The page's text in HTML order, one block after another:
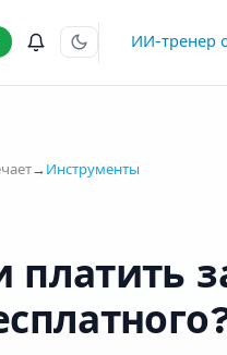
ИИ-тренер
→Инструменты